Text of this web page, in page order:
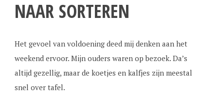
NAAR SORTEREN
Het gevoel van voldoening deed mij denken aan het
weekend ervoor. Mijn ouders waren op bezoek. Da’s
altijd gezellig, maar de koetjes en kalfjes zijn meestal
snel over tafel.